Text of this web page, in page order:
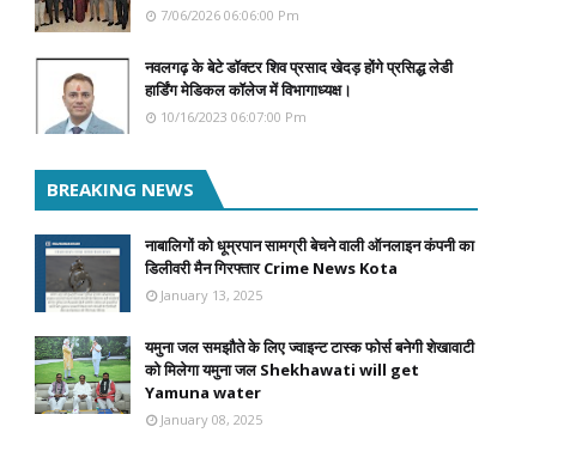
7/06/2026 06:06:00 Pm
नवलगढ़ के बेटे डॉक्टर शिव प्रसाद खेदड़ होंगे प्रसिद्ध लेडी
हार्डिंग मेडिकल कॉलेज में विभागाध्यक्ष।
10/16/2023 06:07:00 Pm
BREAKING NEWS
नाबालिगों को धूम्रपान सामग्री बेचने वाली ऑनलाइन कंपनी का
डिलीवरी मैन गिरफ्तार Crime News Kota
January 13, 2025
यमुना जल समझौते के लिए ज्वाइन्ट टास्क फोर्स बनेगी शेखावाटी
को मिलेगा यमुना जल Shekhawati will get
Yamuna water
January 08, 2025